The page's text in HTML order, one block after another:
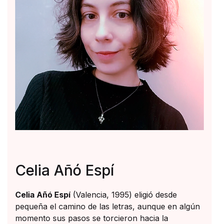
Celia Añó Espí
Celia Añó Espí(Valencia, 1995) eligió desde
pequeña el camino de las letras, aunque en algún
momento sus pasos se torcieron hacia la